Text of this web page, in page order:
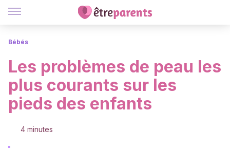
Bébés
Les problèmes de peau les
plus courants sur les
pieds des enfants
4 minutes